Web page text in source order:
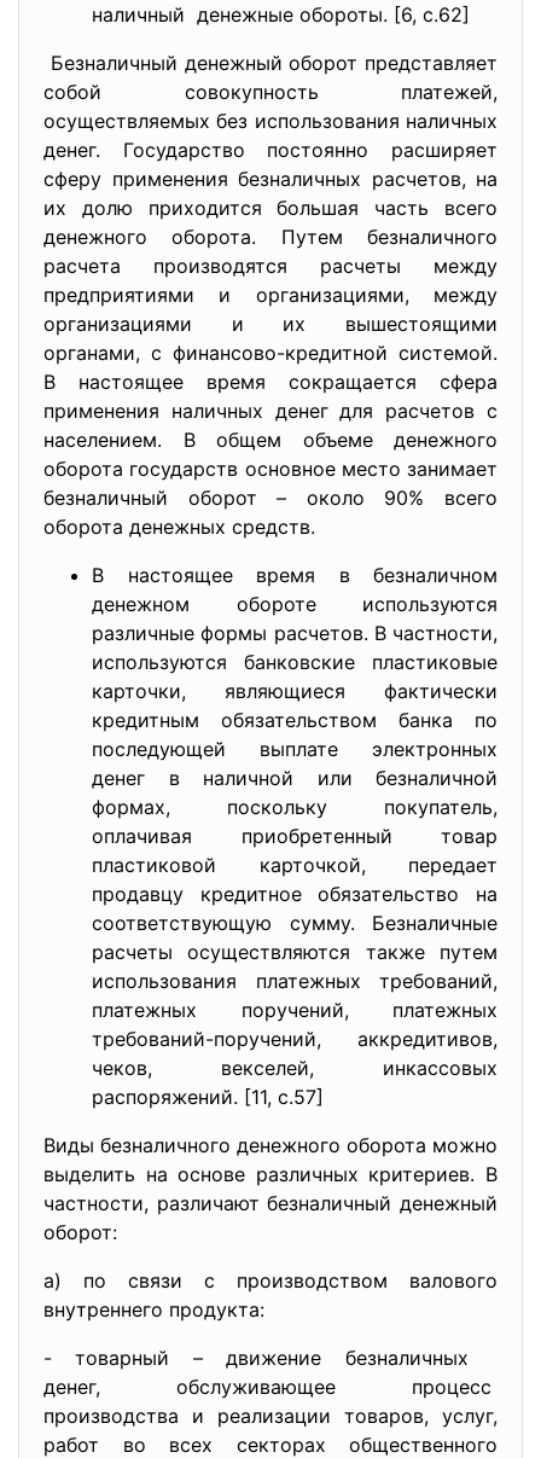
наличный денежные обороты. [6, с.62]
Безналичный денежный оборот представляет
собой совокупность платежей,
осуществляемых без использования наличных
денег. Государство постоянно расширяет
сферу применения безналичных расчетов, на
их долю приходится большая часть всего
денежного оборота. Путем безналичного
расчета производятся расчеты между
предприятиями и организациями, между
организациями и их вышестоящими
органами, с финансово-кредитной системой.
В настоящее время сокращается сфера
применения наличных денег для расчетов с
населением. В общем объеме денежного
оборота государств основное место занимает
безналичный оборот – около 90% всего
оборота денежных средств.
В настоящее время в безналичном
денежном обороте используются
различные формы расчетов. В частности,
используются банковские пластиковые
карточки, являющиеся фактически
кредитным обязательством банка по
последующей выплате электронных
денег в наличной или безналичной
формах, поскольку покупатель,
оплачивая приобретенный товар
пластиковой карточкой, передает
продавцу кредитное обязательство на
соответствующую сумму. Безналичные
расчеты осуществляются также путем
использования платежных требований,
платежных поручений, платежных
требований-поручений, аккредитивов,
чеков, векселей, инкассовых
распоряжений. [11, с.57]
Виды безналичного денежного оборота можно
выделить на основе различных критериев. В
частности, различают безналичный денежный
оборот:
а) по связи с производством валового
внутреннего продукта:
- товарный – движение безналичных
денег, обслуживающее процесс
производства и реализации товаров, услуг,
работ во всех секторах общественного